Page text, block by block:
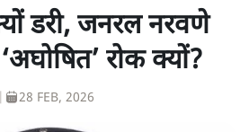
डरी, जनरल नरवणे
रोक क्यों?
28 FEB, 2026